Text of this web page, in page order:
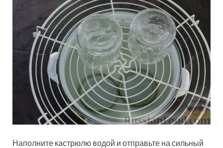
Наполните кастрюлю водой и отправьте на сильный